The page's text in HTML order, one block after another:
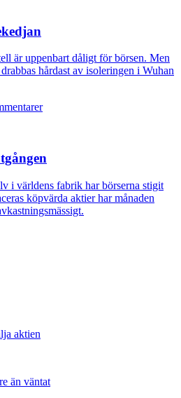
är uppenbart dåligt för börsen. Men
hårdast av isoleringen i Wuhan
i världens fabrik har börserna stigit
köpvärda aktier har månaden
aktien
än väntat